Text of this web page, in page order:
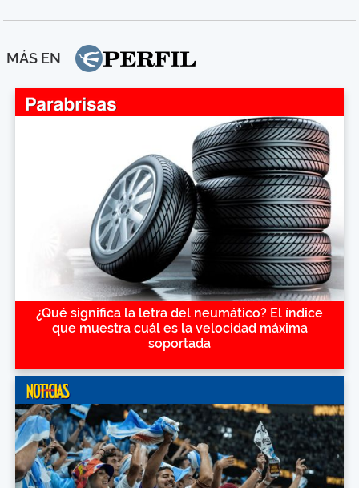
MÁS EN
¿Qué significa la letra del neumático? El índice
que muestra cuál es la velocidad máxima
soportada